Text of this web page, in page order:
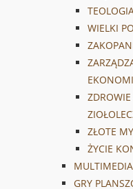
WIELKI
ZŁOTE
ŻYCIE
MULTIMEDIA
GRY